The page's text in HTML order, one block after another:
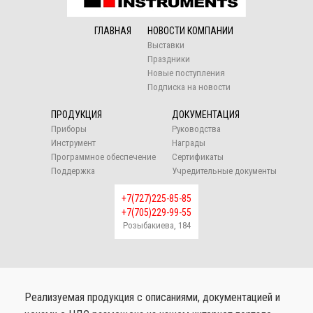
ГЛАВНАЯ НОВОСТИ КОМПАНИИ
Выставки
Праздники
Новые поступления
Подписка на новости
ПРОДУКЦИЯ
Приборы
Инструмент
Программное обеспечение
Поддержка
ДОКУМЕНТАЦИЯ
Руководства
Награды
Сертификаты
Учредительные документы
+7(727)225-85-85
+7(705)229-99-55
Розыбакиева, 184
Реализуемая продукция с описаниями, документацией и